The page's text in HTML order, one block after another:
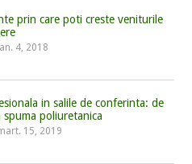
prin care poti creste veniturile
4, 2018
in salile de conferinta: de
spuma poliuretanica
15, 2019